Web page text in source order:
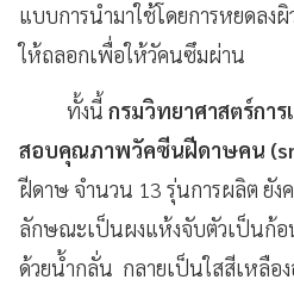
แบบการนำมาใช้โดยการหยดลง
ให้ถลอกเพื่อให้วัคนซึมผ่าน
ทั้งนี้ กรมวิทยาศาสตร์กา
สอบคุณภาพวัคซีนฝีดาษคน
ฝีดาษ จำนวน 13 รุ่นการผลิต ยั
ลักษณะเป็นผงแห้งจับตัวเป็นก้อ
ด้วยน้ำกลั่น กลายเป็นใสสีเหลือ